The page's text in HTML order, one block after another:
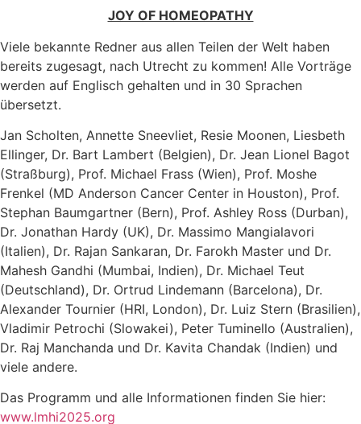
JOY OF HOMEOPATHY
Viele bekannte Redner aus allen Teilen der Welt haben
bereits zugesagt, nach Utrecht zu kommen! Alle Vorträge
werden auf Englisch gehalten und in 30 Sprachen
übersetzt.
Jan Scholten, Annette Sneevliet, Resie Moonen, Liesbeth
Ellinger, Dr. Bart Lambert (Belgien), Dr. Jean Lionel Bagot
(Straßburg), Prof. Michael Frass (Wien), Prof. Moshe
Frenkel (MD Anderson Cancer Center in Houston), Prof.
Stephan Baumgartner (Bern), Prof. Ashley Ross (Durban),
Dr. Jonathan Hardy (UK), Dr. Massimo Mangialavori
(Italien), Dr. Rajan Sankaran, Dr. Farokh Master und Dr.
Mahesh Gandhi (Mumbai, Indien), Dr. Michael Teut
(Deutschland), Dr. Ortrud Lindemann (Barcelona), Dr.
Alexander Tournier (HRI, London), Dr. Luiz Stern (Brasilien),
Vladimir Petrochi (Slowakei), Peter Tuminello (Australien),
Dr. Raj Manchanda und Dr. Kavita Chandak (Indien) und
viele andere.
Das Programm und alle Informationen finden Sie hier:
www.lmhi2025.org